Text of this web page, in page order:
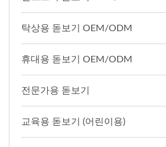
탁상용 돋보기 OEM/ODM
휴대용 돋보기 OEM/ODM
전문가용 돋보기
교육용 돋보기 (어린이용)